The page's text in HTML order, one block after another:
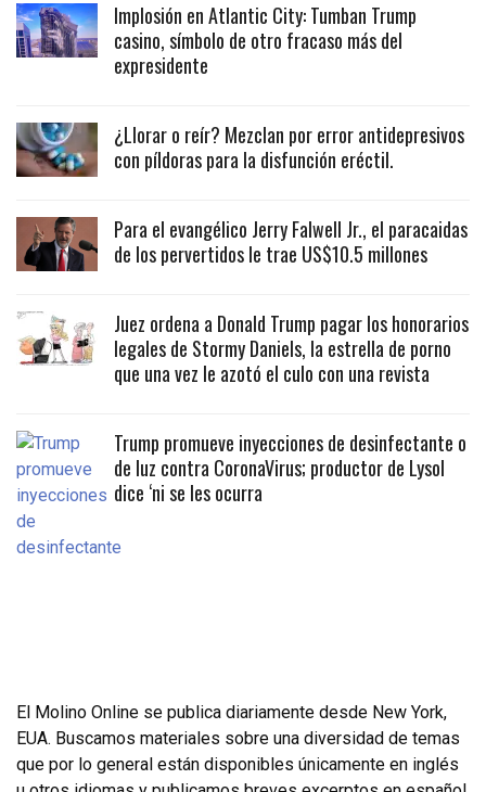
Implosión en Atlantic City: Tumban Trump
casino, símbolo de otro fracaso más del
expresidente
¿Llorar o reír? Mezclan por error antidepresivos
con píldoras para la disfunción eréctil.
Para el evangélico Jerry Falwell Jr., el paracaidas
de los pervertidos le trae US$10.5 millones
Juez ordena a Donald Trump pagar los honorarios
legales de Stormy Daniels, la estrella de porno
que una vez le azotó el culo con una revista
Trump promueve inyecciones de desinfectante o
de luz contra CoronaVirus; productor de Lysol
dice ‘ni se les ocurra
El Molino Online se publica diariamente desde New York,
EUA. Buscamos materiales sobre una diversidad de temas
que por lo general están disponibles únicamente en inglés